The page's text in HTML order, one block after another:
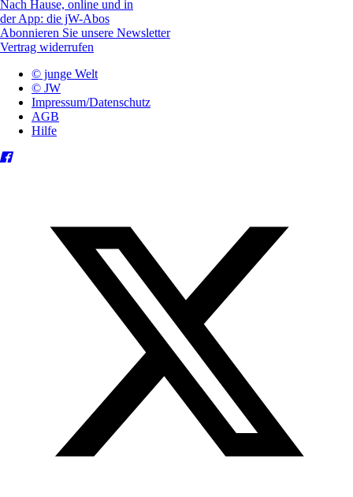
Nach Hause, online und in
der App: die jW-Abos
Abonnieren Sie unsere Newsletter
Vertrag widerrufen
© junge Welt
© JW
Impressum/Datenschutz
AGB
Hilfe